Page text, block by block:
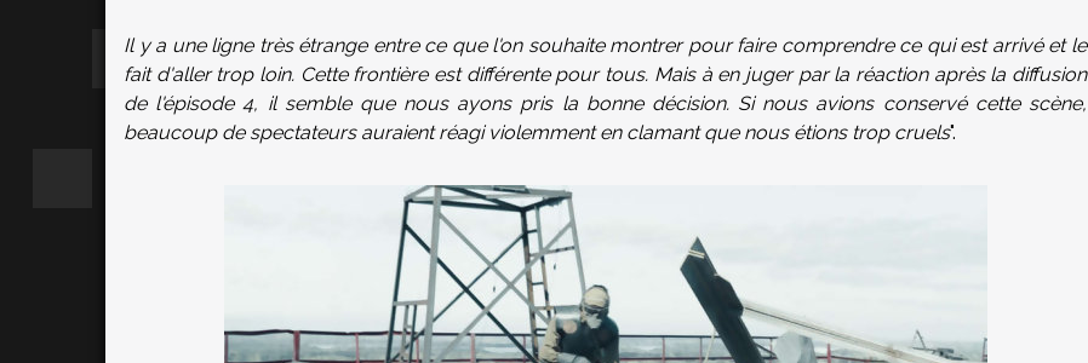
Il y a une ligne très étrange entre ce que l'on souhaite montrer pour faire comprendre ce qui est arrivé et le
fait d'aller trop loin. Cette frontière est différente pour tous. Mais à en juger par la réaction après la diffusion
de l'épisode 4, il semble que nous ayons pris la bonne décision. Si nous avions conservé cette scène,
beaucoup de spectateurs auraient réagi violemment en clamant que nous étions trop cruels".